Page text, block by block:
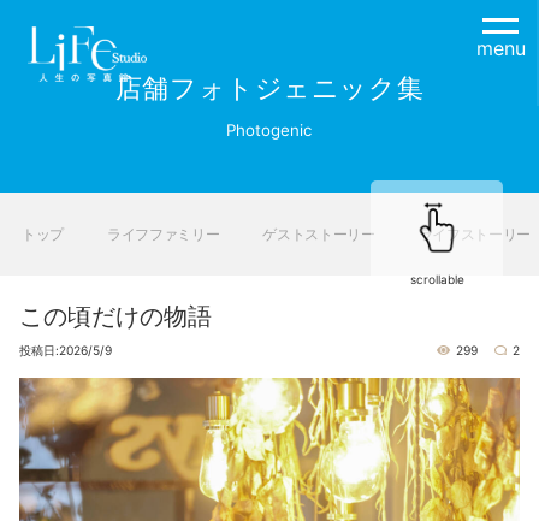
menu
店舗フォトジェニック集
Photogenic
トップ ライフファミリー ゲストストーリー ライフストーリー
この頃だけの物語
投稿日:2026/5/9 299 2